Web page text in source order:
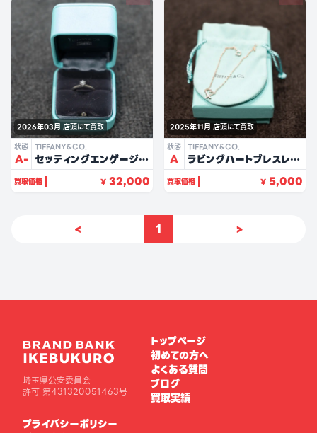
2026年03月 店頭にて買取
状態
A-
TIFFANY&CO.
セッティングエンゲージメ
ントリング（Pt950）
買取価格 ¥ 32,000
2025年11月 店頭にて買取
状態
A
TIFFANY&CO.
ラビングハートブレスレッ
ト
買取価格 ¥ 5,000
< 1 >
埼玉県公安委員会
許可 第431320051463号
トップページ
初めての方へ
よくある質問
ブログ
買取実績
プライバシーポリシー